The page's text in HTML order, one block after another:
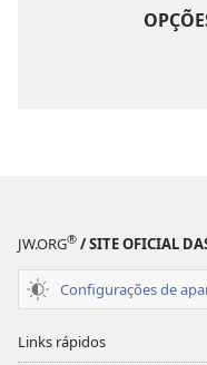
JW.ORG® / SITE OFICIAL
Configurações de
Links rápidos